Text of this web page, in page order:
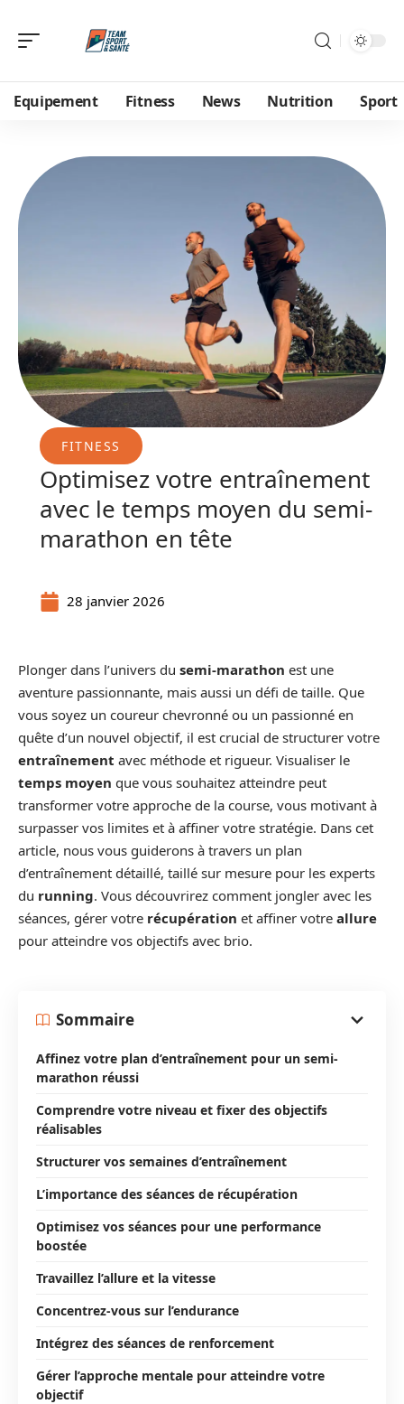
Equipement Fitness News Nutrition Sport
FITNESS
Optimisez votre entraînement
avec le temps moyen du semi-
marathon en tête
28 janvier 2026
Plonger dans l’univers du semi-marathon est une
aventure passionnante, mais aussi un défi de taille. Que
vous soyez un coureur chevronné ou un passionné en
quête d’un nouvel objectif, il est crucial de structurer votre
entraînement avec méthode et rigueur. Visualiser le
temps moyen que vous souhaitez atteindre peut
transformer votre approche de la course, vous motivant à
surpasser vos limites et à affiner votre stratégie. Dans cet
article, nous vous guiderons à travers un plan
d’entraînement détaillé, taillé sur mesure pour les experts
du running. Vous découvrirez comment jongler avec les
séances, gérer votre récupération et affiner votre allure
pour atteindre vos objectifs avec brio.
Sommaire
Affinez votre plan d’entraînement pour un semi-
marathon réussi
Comprendre votre niveau et fixer des objectifs
réalisables
Structurer vos semaines d’entraînement
L’importance des séances de récupération
Optimisez vos séances pour une performance
boostée
Travaillez l’allure et la vitesse
Concentrez-vous sur l’endurance
Intégrez des séances de renforcement
Gérer l’approche mentale pour atteindre votre
objectif